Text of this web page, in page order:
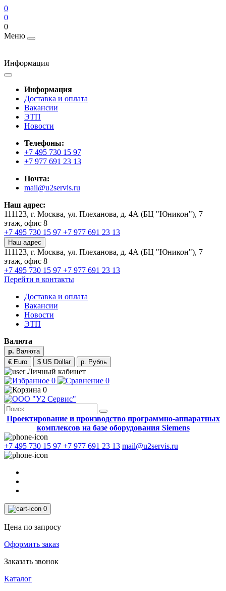
0
0
0
Меню
Информация
Информация
Доставка и оплата
Вакансии
ЭТП
Новости
Телефоны:
+7 495 730 15 97
+7 977 691 23 13
Почта:
mail@u2servis.ru
Наш адрес:
111123, г. Москва, ул. Плеханова, д. 4А (БЦ "Юникон"), 7
этаж, офис 8
+7 495 730 15 97 +7 977 691 23 13
Наш адрес
111123, г. Москва, ул. Плеханова, д. 4А (БЦ "Юникон"), 7
этаж, офис 8
+7 495 730 15 97 +7 977 691 23 13
Перейти в контакты
Доставка и оплата
Вакансии
Новости
ЭТП
Валюта
р. Валюта
€ Euro
$ US Dollar р. Рубль
Личный кабинет
0
0
0
Проектирование и производство программно-аппаратных
комплексов на базе оборудования Siemens
+7 495 730 15 97 +7 977 691 23 13 mail@u2servis.ru
0
Цена по запросу
Оформить заказ
Заказать звонок
Каталог